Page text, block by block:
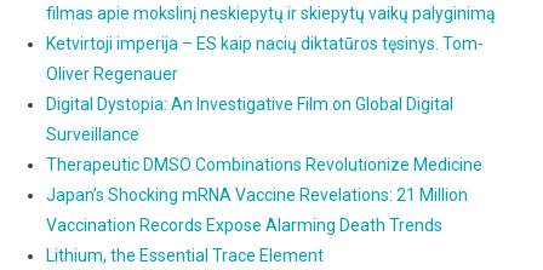
filmas apie mokslinį neskiepytų ir skiepytų vaikų palyginimą
Ketvirtoji imperija – ES kaip nacių diktatūros tęsinys. Tom-
Oliver Regenauer
Digital Dystopia: An Investigative Film on Global Digital
Surveillance
Therapeutic DMSO Combinations Revolutionize Medicine
Japan’s Shocking mRNA Vaccine Revelations: 21 Million
Vaccination Records Expose Alarming Death Trends
Lithium, the Essential Trace Element